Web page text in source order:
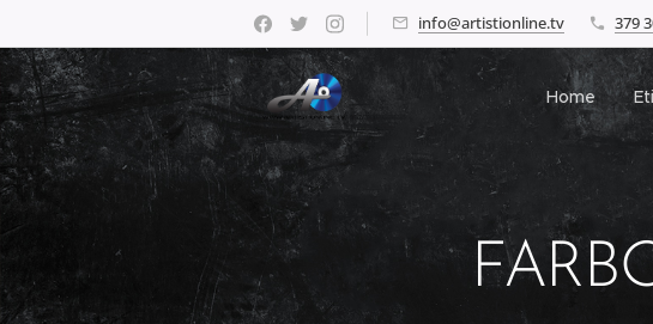
info@artistionline.tv 379
Home